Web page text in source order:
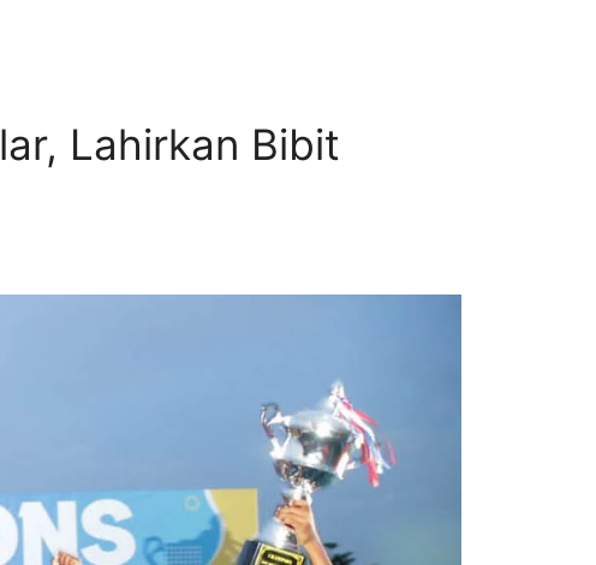
Lahirkan Bibit